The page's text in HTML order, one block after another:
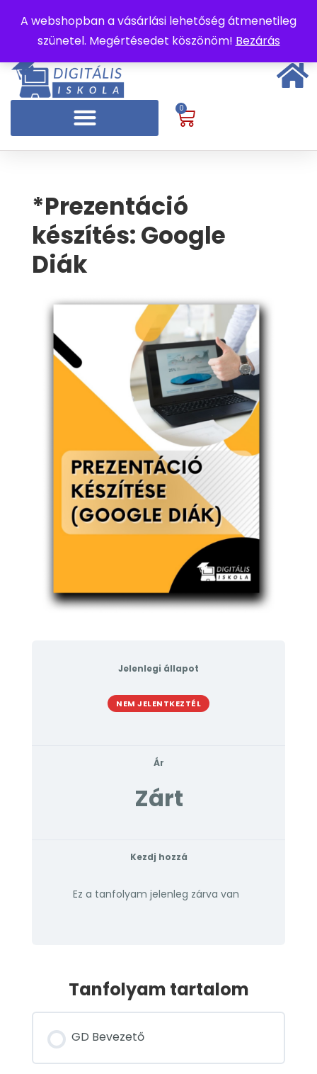
A webshopban a vásárlási lehetőség átmenetileg
szünetel. Megértésedet köszönöm! Bezárás
0
*Prezentáció
készítés: Google
Diák
Jelenlegi állapot
NEM JELENTKEZTÉL
Ár
Zárt
Kezdj hozzá
Ez a tanfolyam jelenleg zárva van
Tanfolyam tartalom
GD Bevezető